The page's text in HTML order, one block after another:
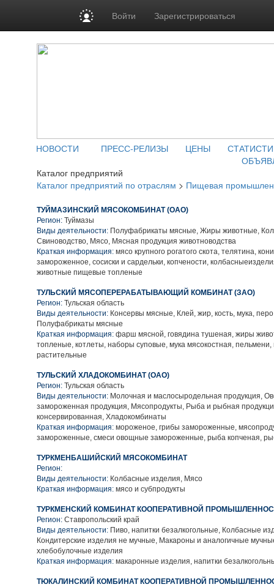
Войти Зарегистрироваться
НОВОСТИ ПРЕСС-РЕЛИЗЫ ЦЕНЫ
Каталог предприятий
Каталог предприятий по отраслям > Пищевая
ТУЙМАЗИНСКИЙ МЯСОКОМБИНАТ (ОАО)
Регион: Туймазы
Виды деятельности: Полуфабрикаты мясные, Жиры животные,
Свиноводство, Мясо, Мясная продукция животноводства
Краткая информация: мясо крупного рогатого скота, телятина,
замороженное, сосиски и сардельки, копчености,
животные пищевые топленые
ТУЛЬСКИЙ МЯСОПЕРЕРАБАТЫВАЮЩИЙ КОМБИНАТ (ЗАО)
Регион: Тульская область
Виды деятельности: Консервы мясные, Клей, жир, кость, мука,
Полуфабрикаты мясные
Краткая информация: фарш мясной, говядина тушеная, жиры
топленые, котлеты, наборы суповые, мука мясокостная, пельмени,
растительные
ТУЛЬСКИЙ ХЛАДОКОМБИНАТ (ОАО)
Регион: Тульская область
Виды деятельности: Молочная и маслосыродельная продукция,
замороженная продукция, Мясопродукты, Рыба и рыбная
консервированная, Хладокомбинаты
Краткая информация: мороженое, грибы замороженные,
замороженные, смеси овощные замороженные, рыба копченая,
ТУРКМЕНБАШИЙСКИЙ МЯСОКОМБИНАТ
Регион:
Виды деятельности: Колбасные изделия, Мясо
Краткая информация: мясо и субпродукты
ТУРКМЕНСКИЙ КОМБИНАТ КООПЕРАТИВНОЙ
Регион: Ставропольский край
Виды деятельности: Пиво, напитки безалкогольные, Колбасные
Кондитерские изделия не мучные, Макароны и аналогичные
хлебобулочные изделия
Краткая информация: макаронные изделия, напитки
ТЮКАЛИНСКИЙ КОМБИНАТ КООПЕРАТИВНОЙ